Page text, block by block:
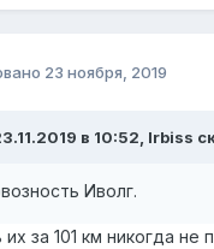
23 ноября, 2019
в 10:52, Irbiss
Иволг.
за 101 км никогда